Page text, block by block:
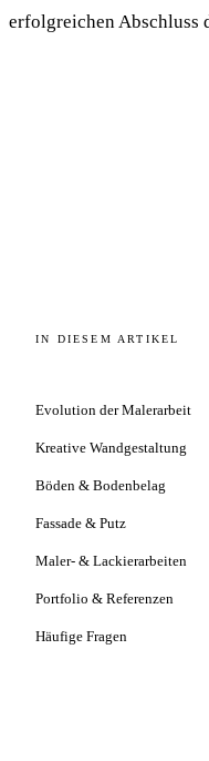
erfolgreichen Abschluss
IN DIESEM ARTIKEL
Evolution der Malerarbeit
Kreative Wandgestaltung
Böden & Bodenbelag
Fassade & Putz
Maler- & Lackierarbeiten
Portfolio & Referenzen
Häufige Fragen